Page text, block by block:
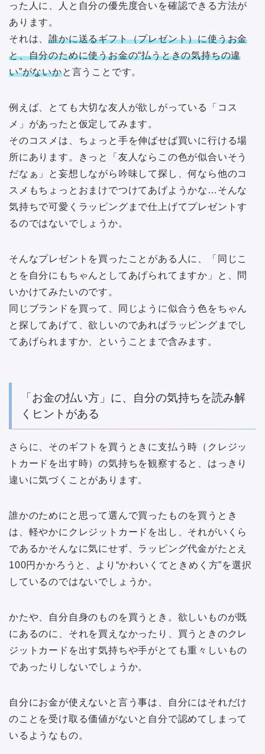
った人に、人と自分の優先度合いを確認できる方法が
あります。
それは、誰かに送るギフト（プレゼント）に使うお金
と、自分のために使うお金の“払うときの気持ちの違
い”がないかと言うことです。
例えば、とても大切な友人が欲しがっている「コス
メ」があったと仮定してみます。
そのコスメは、ちょっと手を伸ばせば買いに行ける場
所にあります。きっと「友人ならこの色が似合いそう
だなぁ」と妄想しながら吟味して探し、何なら他のコ
スメもちょっとおまけでつけてあげようかな…そんな
気持ちで可愛くラッピングまで仕上げてプレゼントす
るのではないでしょうか。
そんなプレゼントを買ったことがある人に、「同じこ
とを自分にもちゃんとしてあげられてますか」と、問
いかけてみたいのです。
同じブランドを買って、同じように似合う色をちゃん
と探してあげて、欲しいのであればラッピングまでし
てあげられますか、ということまで含みます。
「お金の払い方」に、自分の気持ちを読み解
くヒントがある
さらに、そのギフトを買うときに支払う時（クレジッ
トカードを出す時）の気持ちを観察すると、はっきり
違いに気づくことがあります。
誰かのためにと思って選んで買ったものを買うとき
は、軽やかにクレジットカードを出し、それがいくら
であるかそんなに気にせず、ラッピング代金がたとえ
100円かかろうと、より“かわいくてときめく方”を選択
しているのではないでしょうか。
かたや、自分自身のものを買うとき。欲しいものが既
にあるのに、それを買えなかったり、買うときのクレ
ジットカードを出す気持ちや手がとても重々しいもの
であったりしないでしょうか。
自分にお金が使えないと言う事は、自分にはそれだけ
のことを受け取る価値がないと自分で認めてしまって
いるようなもの。